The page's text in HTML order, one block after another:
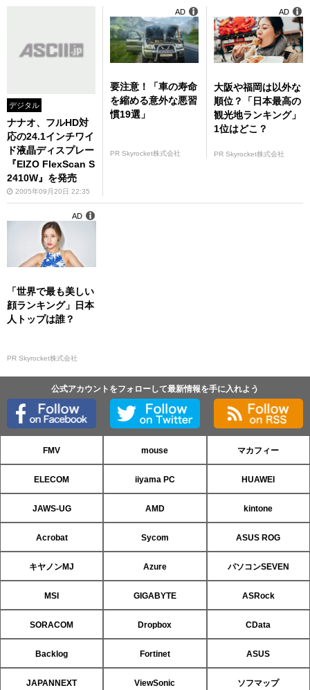
デジタル
ナナオ、フルHD対
応の24.1インチワイ
ド液晶ディスプレー
『EIZO FlexScan S
2410W』を発売
2005年09月20日 22:35
要注意！「車の寿命
を縮める意外な悪習
慣19選」
PR Skyrocket株式会社
AD
大阪や福岡は以外な
順位？「日本最高の
観光地ランキング」
1位はどこ？
PR Skyrocket株式会社
AD
「世界で最も美しい
顔ランキング」日本
人トップは誰？
PR Skyrocket株式会社
AD
公式アカウントをフォローして最新情報を手に入れよう
FMV mouse マカフィー
ELECOM iiyama PC HUAWEI
JAWS-UG AMD kintone
Acrobat Sycom ASUS ROG
キヤノンMJ Azure パソコンSEVEN
MSI GIGABYTE ASRock
SORACOM Dropbox CData
Backlog Fortinet ASUS
JAPANNEXT ViewSonic ソフマップ